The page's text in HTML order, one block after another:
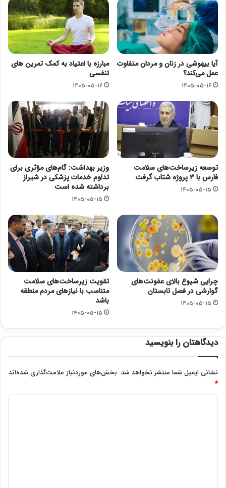
آیا بیهوشی در زنان و مردان متفاوت
عمل می‌کند؟
۱۴۰۵-۰۵-۱۶
مبارزه با اعتیاد به کمک تمرین های
تنفسی
۱۴۰۵-۰۵-۱۶
توسعه زیرساخت‌های سلامت
فارس با ۳ پروژه شتاب گرفت
۱۴۰۵-۰۵-۱۵
وزیر بهداشت: گام‌های مؤثری برای
تداوم خدمات پزشکی در شیراز
برداشته شده است
۱۴۰۵-۰۵-۱۵
چرایی شیوع بالای عفونت‌های
گوارشی در فصل تابستان
۱۴۰۵-۰۵-۱۵
تقویت زیرساخت‌های سلامت
متناسب با نیازهای مردم منطقه
باشد
۱۴۰۵-۰۵-۱۵
دیدگاهتان را بنویسید
نشانی ایمیل شما منتشر نخواهد شد. بخش‌های موردنیاز علامت‌گذاری شده‌اند
*